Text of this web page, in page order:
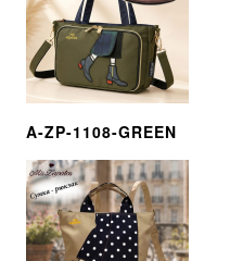
A-ZP-1108-GREEN